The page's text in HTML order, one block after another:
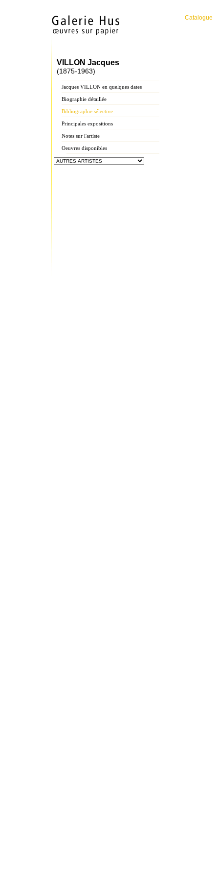
Catalogue
VILLON Jacques
(1875-1963)
Jacques VILLON en quelques dates
Biographie détaillée
Bibliographie sélective
Principales expositions
Notes sur l'artiste
Oeuvres disponibles